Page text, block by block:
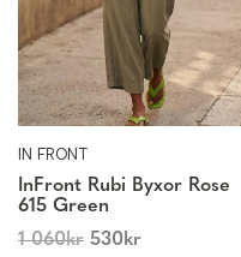
IN FRONT
InFront Rubi Byxor Rose
615 Green
1 060kr 530kr